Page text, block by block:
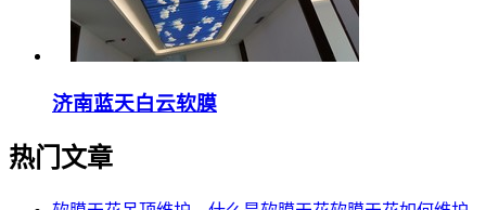
济南蓝天白云软膜
热门文章